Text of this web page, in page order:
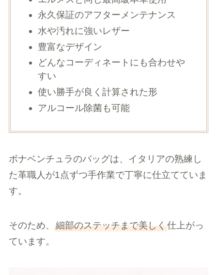
永久保証のアフターメンテナンス
水や汚れに強いレザー
豊富なデザイン
どんなコーディネートにも合わせや
すい
使い勝手が良く計算された形
アルコール除菌も可能
ボナベンチュラのバッグは、イタリアの熟練し
た革職人が1点ずつ手作業で丁寧に仕立てていま
す。
そのため、 細部のステッチまで美しく仕上がっ
ています。